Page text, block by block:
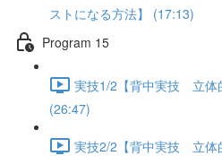
ストになる方法】 (17:13)
Program 15
実技1/2【背中実技 立体
(26:47)
実技2/2【背中実技 立体